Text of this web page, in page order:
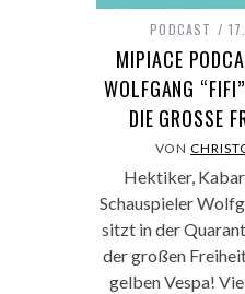
PODCAST
MIPIACE
WOLFGANG
DIE GROSSE
VON
Hektiker,
Schauspieler
sitzt in der
der großen
gelben Vespa!